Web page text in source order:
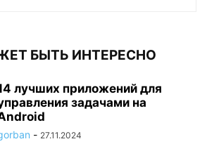
БЫТЬ ИНТЕРЕСНО
лучших приложений для
задачами на
- 27.11.2024